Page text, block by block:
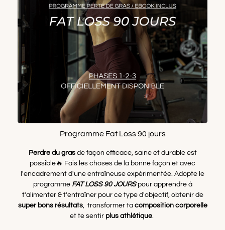
Programme Fat Loss 90 jours
Perdre du grasde façon efficace, saine et durable est
possible🔥 Fais les choses de la bonne façon et avec
l'encadrement d'une entraîneuse expérimentée. Adopte le
programme FAT LOSS 90 JOURSpour apprendre à
t'alimenter & t'entraîner pour ce type d'objectif, obtenir de
super bons résultats, transformer ta composition corporelle
et te sentir plus athlétique.